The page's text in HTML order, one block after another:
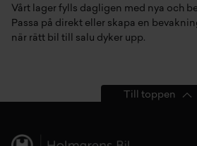
Vårt lager fylls dagligen med nya och
Passa på direkt eller skapa en
när rätt bil till salu dyker upp.
Till toppen